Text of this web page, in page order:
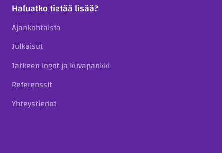
Haluatko tietää lisää?
Ajankohtaista
Julkaisut
Jatkeen logot ja kuvapankki
Referenssit
Yhteystiedot